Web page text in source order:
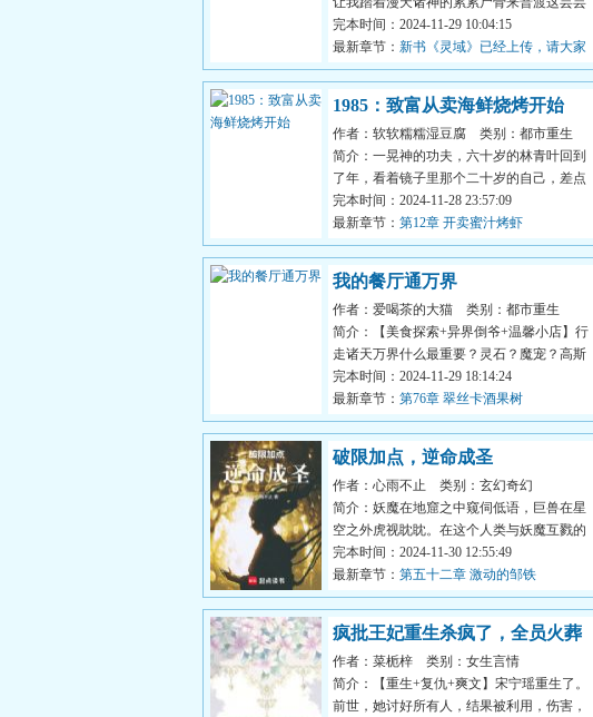
众生。...
完本时间：2024-11-29 10:04:15
最新章节： 新书《灵域》已经上传，请大家
继续支持~~
1985：致富从卖海鲜烧烤开始
作者：软软糯糯湿豆腐
类别：都市重生
简介：一晃神的功夫，六十岁的林青叶回到
了年，看着镜子里那个二十岁的自己，差点
没认出来。老天爷还真给...
完本时间：2024-11-28 23:57:09
最新章节： 第12章 开卖蜜汁烤虾
我的餐厅通万界
作者：爱喝茶的大猫
类别：都市重生
简介：【美食探索+异界倒爷+温馨小店】行
走诸天万界什么最重要？灵石？魔宠？高斯
步枪还是行星轨道炮？不...
完本时间：2024-11-29 18:14:24
最新章节： 第76章 翠丝卡酒果树
破限加点，逆命成圣
作者：心雨不止
类别：玄幻奇幻
简介：妖魔在地窟之中窥伺低语，巨兽在星
空之外虎视眈眈。在这个人类与妖魔互戮的
时代，在这个新术碾压旧...
完本时间：2024-11-30 12:55:49
最新章节： 第五十二章 激动的邹铁
疯批王妃重生杀疯了，全员火葬
场
作者：菜栀梓
类别：女生言情
简介：【重生+复仇+爽文】宋宁瑶重生了。
前世，她讨好所有人，结果被利用，伤害，